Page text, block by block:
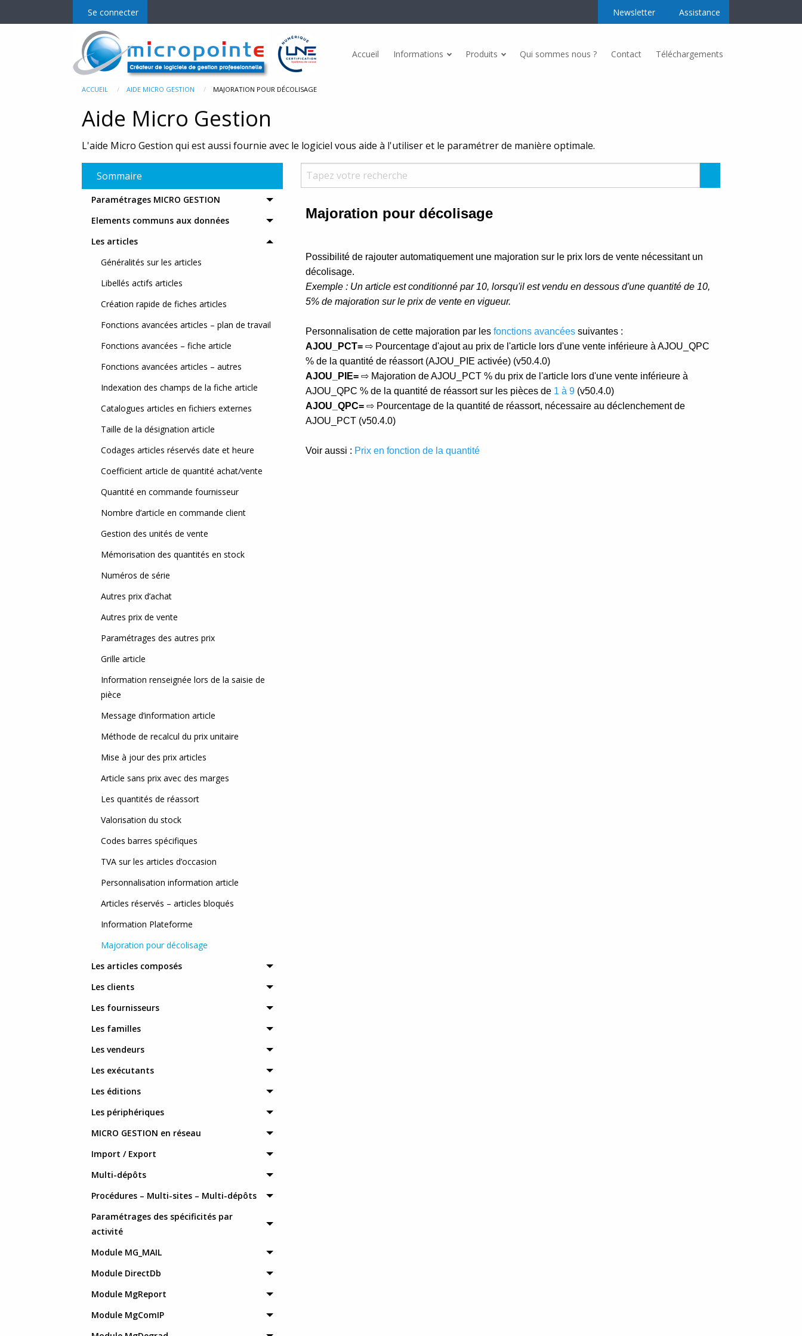
Se connecter Newsletter Assistance
Accueil Informations
Facturation électronique
Produits
Micro Gestion
La gamme
Fonctionnalités et prix
Modules
E-Commerce Mg@BtoB BtoC
MgPDA Inventaire Android
MgMail
MgPesage
Balance PC
Myriad Connect
Wynid
Etiquettes
Dématérialisation des tickets
Regroupement producteur
Qui sommes nous ? Contact Téléchargements
ACCUEIL AIDE MICRO GESTION MAJORATION POUR DÉCOLISAGE
Aide Micro Gestion
L'aide Micro Gestion qui est aussi fournie avec le logiciel vous aide à l'utiliser et le paramétrer de manière optimale.
Sommaire
Paramétrages MICRO GESTION
Elements communs aux données
Les articles
Généralités sur les articles
Libellés actifs articles
Création rapide de fiches articles
Fonctions avancées articles – plan de travail
Fonctions avancées – fiche article
Fonctions avancées articles – autres
Indexation des champs de la fiche article
Catalogues articles en fichiers externes
Taille de la désignation article
Codages articles réservés date et heure
Coefficient article de quantité achat/vente
Quantité en commande fournisseur
Nombre d’article en commande client
Gestion des unités de vente
Mémorisation des quantités en stock
Numéros de série
Autres prix d’achat
Autres prix de vente
Paramétrages des autres prix
Grille article
Information renseignée lors de la saisie de
pièce
Message d’information article
Méthode de recalcul du prix unitaire
Mise à jour des prix articles
Article sans prix avec des marges
Les quantités de réassort
Valorisation du stock
Codes barres spécifiques
TVA sur les articles d’occasion
Personnalisation information article
Articles réservés – articles bloqués
Information Plateforme
Majoration pour décolisage
Les articles composés
Les clients
Les fournisseurs
Les familles
Les vendeurs
Les exécutants
Les éditions
Les périphériques
MICRO GESTION en réseau
Import / Export
Multi-dépôts
Procédures – Multi-sites – Multi-dépôts
Paramétrages des spécificités par
activité
Module MG_MAIL
Module DirectDb
Module MgReport
Module MgComIP